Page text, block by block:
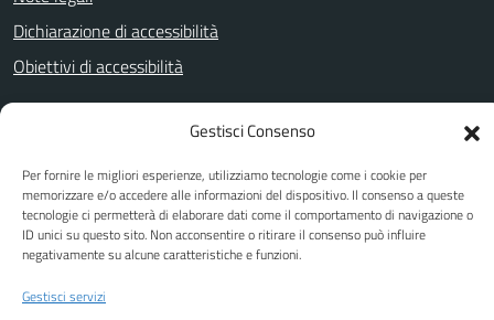
Gestisci Consenso
Per fornire le migliori esperienze, utilizziamo tecnologie come i cookie per
memorizzare e/o accedere alle informazioni del dispositivo. Il consenso a queste
tecnologie ci permetterà di elaborare dati come il comportamento di navigazione o
ID unici su questo sito. Non acconsentire o ritirare il consenso può influire
negativamente su alcune caratteristiche e funzioni.
Gestisci servizi
Dichiarazione di accessibilità
Obiettivi di accessibilità
FacebookYoutube
Piano di miglioramento del sito